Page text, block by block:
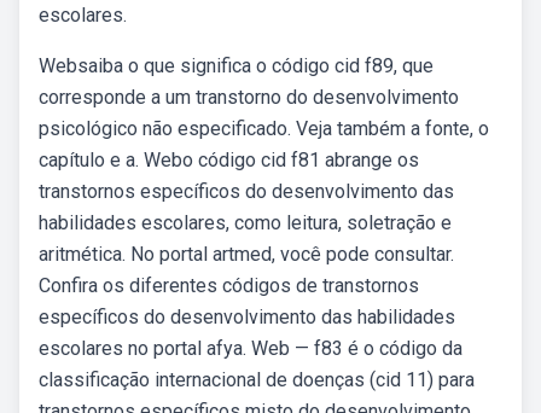
escolares.
Websaiba o que significa o código cid f89, que
corresponde a um transtorno do desenvolvimento
psicológico não especificado. Veja também a fonte, o
capítulo e a. Webo código cid f81 abrange os
transtornos específicos do desenvolvimento das
habilidades escolares, como leitura, soletração e
aritmética. No portal artmed, você pode consultar.
Confira os diferentes códigos de transtornos
específicos do desenvolvimento das habilidades
escolares no portal afya. Web — f83 é o código da
classificação internacional de doenças (cid 11) para